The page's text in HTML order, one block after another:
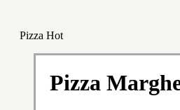
Pizza Hot
Pizza